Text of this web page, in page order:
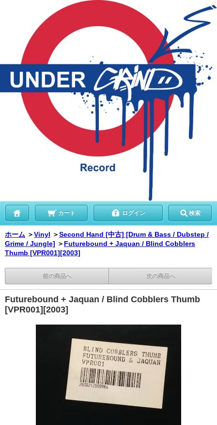
カート ログイン 検索
ホーム ＞Vinyl ＞Second Hand [中古] [Drum & Bass / Dubstep /
Grime / Jungle] ＞ Futurebound + Jaquan / Blind Cobblers
Thumb [VPR001][2003]
前の商品へ 次の商品へ
Futurebound + Jaquan / Blind Cobblers Thumb
[VPR001][2003]